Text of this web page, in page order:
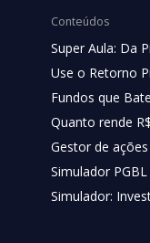
Conteúdos
Super Aula: Da
Use o Retorno
Fundos que
Quanto rende
Gestor de
Simulador PGBL
Simulador: